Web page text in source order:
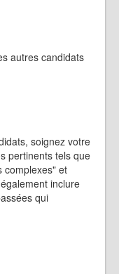
autres candidats
soignez votre
pertinents tels que
complexes" et
inclure
qui